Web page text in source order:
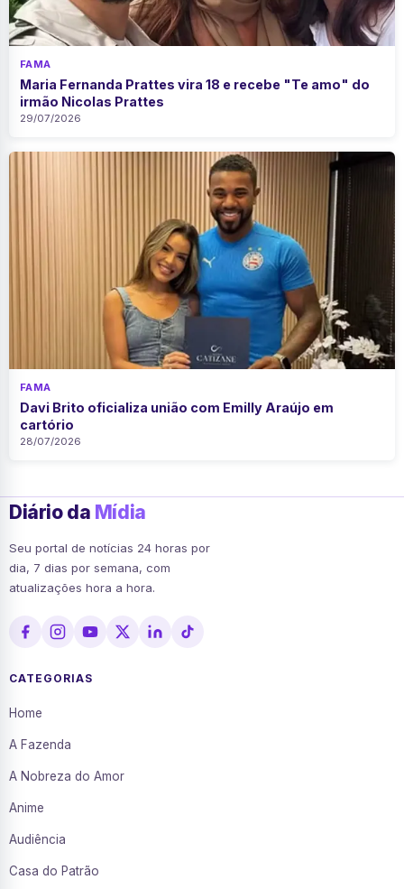
FAMA
Maria Fernanda Prattes vira 18 e recebe "Te amo" do
irmão Nicolas Prattes
29/07/2026
FAMA
Davi Brito oficializa união com Emilly Araújo em
cartório
28/07/2026
Diário da Mídia
Seu portal de notícias 24 horas por
dia, 7 dias por semana, com
atualizações hora a hora.
CATEGORIAS
Home
A Fazenda
A Nobreza do Amor
Anime
Audiência
Casa do Patrão